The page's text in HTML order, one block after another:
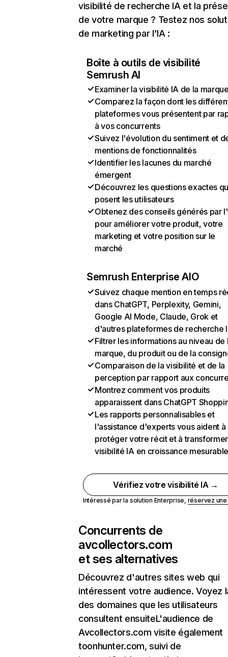
visibilité de recherche IA et la
de votre marque ? Testez nos
de marketing par l'IA :
Boîte à outils de visibilité
Semrush AI
Examiner la visibilité IA de la
Comparez la façon dont les
plateformes vous présentent par
à vos concurrents
Suivez l'évolution du sentiment et
mentions de fonctionnalités
Identifier les lacunes du marché
émergent
Découvrez les questions exactes
posent les utilisateurs
Obtenez des conseils générés par
pour améliorer votre produit, votre
marketing et votre position sur le
marché
Semrush Enterprise AIO
Suivez chaque mention en temps
dans ChatGPT, Perplexity, Gemini,
Google AI Mode, Claude, Grok et
d'autres plateformes de recherche
Filtrer les informations au niveau de
marque, du produit ou de la
Comparaison de la visibilité et de la
perception par rapport aux
Montrez comment vos produits
apparaissent dans ChatGPT
Les rapports personnalisables et
l'assistance d'experts vous aident à
protéger votre récit et à
visibilité IA en croissance
Vérifiez votre visibilité IA →
Intéressé par la solution Enterprise, réservez
Concurrents de
avcollectors.com
et ses alternatives
Découvrez d'autres sites web qui
intéressent votre audience. Voyez
des domaines que les utilisateurs
consultent ensuiteL'audience de
Avcollectors.com visite également
toonhunter.com, suivi de